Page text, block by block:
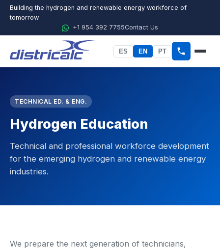
Building the hydrogen and renewable energy workforce of
tomorrow
+1 954 392 7755Contact Us
ES EN PT
About Districalc
STEM
Physics
Chemistry
Renewable Energy
TECHNICAL ED. & ENG.
Hydrogen Education
Technical and professional workforce development
for the emerging hydrogen and renewable energy
industries.
We prepare the next generation of technicians,